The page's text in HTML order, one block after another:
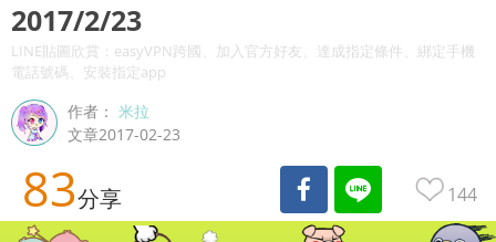
2017/2/23
LINE貼圖欣賞：easyVPN跨國、加入官方好友、達成指定條件、綁定手機
電話號碼、安裝指定app
作者：米拉
文章2017-02-23
83分享 144